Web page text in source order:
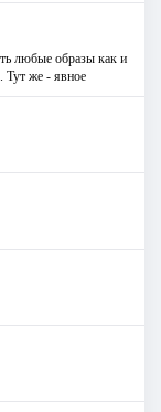
любые образы как и
Тут же - явное